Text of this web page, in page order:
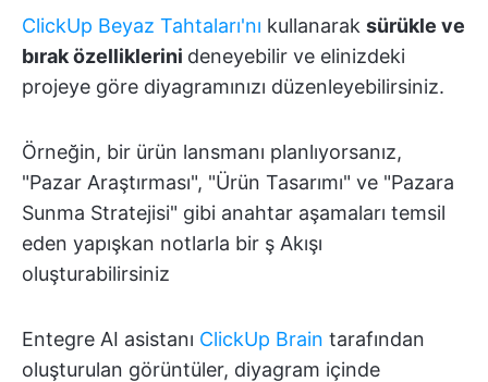
ClickUp Beyaz Tahtaları'nı kullanarak sürükle ve
bırak özelliklerini deneyebilir ve elinizdeki
projeye göre diyagramınızı düzenleyebilirsiniz.
Örneğin, bir ürün lansmanı planlıyorsanız,
"Pazar Araştırması", "Ürün Tasarımı" ve "Pazara
Sunma Stratejisi" gibi anahtar aşamaları temsil
eden yapışkan notlarla bir ş Akışı
oluşturabilirsiniz
Entegre AI asistanı ClickUp Brain tarafından
oluşturulan görüntüler, diyagram içinde